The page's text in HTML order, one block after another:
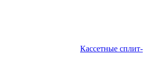
Кассетные сплит-